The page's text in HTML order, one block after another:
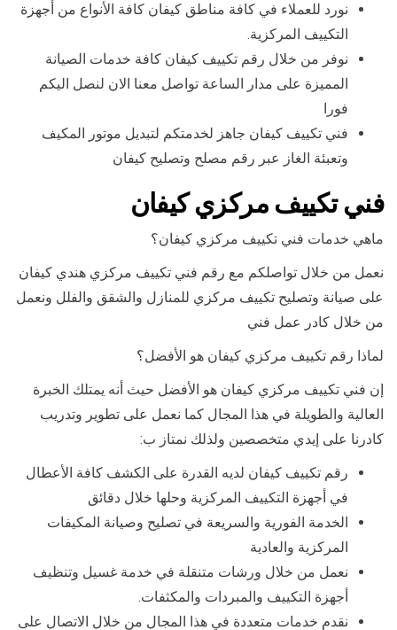
نورد للعملاء في كافة مناطق كيفان كافة الأنواع من أجهزة
التكييف المركزية.
نوفر من خلال رقم تكييف كيفان كافة خدمات الصيانة
المميزة على مدار الساعة تواصل معنا الان لنصل اليكم
فورا
فني تكييف كيفان جاهز لخدمتكم لتبديل موتور المكيف
وتعبئة الغاز عبر رقم مصلح وتصليح كيفان
فني تكييف مركزي كيفان
ماهي خدمات فني تكييف مركزي كيفان؟
نعمل من خلال تواصلكم مع رقم فني تكييف مركزي هندي كيفان
على صيانة وتصليح تكييف مركزي للمنازل والشقق والفلل ونعمل
من خلال كادر عمل فني
لماذا رقم تكييف مركزي كيفان هو الأفضل؟
إن فني تكييف مركزي كيفان هو الأفضل حيث أنه يمتلك الخبرة
العالية والطويلة في هذا المجال كما نعمل على تطوير وتدريب
كادرنا على إيدي متخصصين ولذلك نمتاز ب:
رقم تكييف كيفان لديه القدرة على الكشف كافة الأعطال
في أجهزة التكييف المركزية وحلها خلال دقائق
الخدمة الفورية والسريعة في تصليح وصيانة المكيفات
المركزية والعادية
نعمل من خلال ورشات متنقلة في خدمة غسيل وتنظيف
أجهزة التكييف والمبردات والمكثفات.
نقدم خدمات متعددة في هذا المجال من خلال الاتصال على